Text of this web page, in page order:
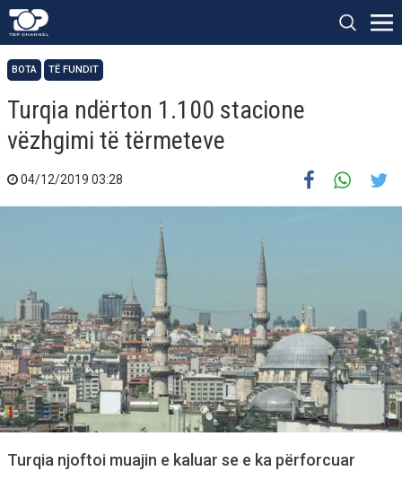
BOTA TË FUNDIT
Turqia ndërton 1.100 stacione
vëzhgimi të tërmeteve
04/12/2019 03:28
Turqia njoftoi muajin e kaluar se e ka përforcuar